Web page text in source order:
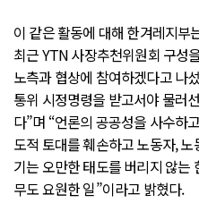
이 같은 활동에 대해 한겨레지
최근 YTN 사장추천위원회 구성
노측과 협상에 참여하겠다고 나
통위 시정명령을 받고서야 물러
다”며 “언론의 공공성을 사수하
도적 토대를 훼손하고 노동자,
기는 오만한 태도를 버리지 않는
무도 요원한 일”이라고 밝혔다.